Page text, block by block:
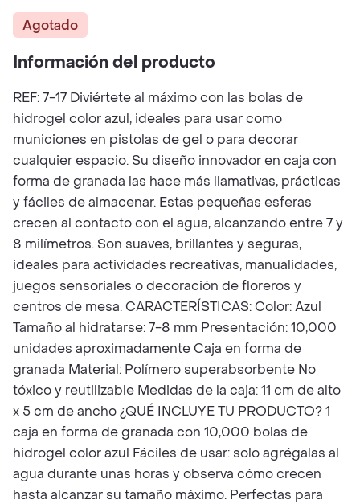
Agotado
Información del producto
REF: 7-17 Diviértete al máximo con las bolas de
hidrogel color azul, ideales para usar como
municiones en pistolas de gel o para decorar
cualquier espacio. Su diseño innovador en caja con
forma de granada las hace más llamativas, prácticas
y fáciles de almacenar. Estas pequeñas esferas
crecen al contacto con el agua, alcanzando entre 7 y
8 milímetros. Son suaves, brillantes y seguras,
ideales para actividades recreativas, manualidades,
juegos sensoriales o decoración de floreros y
centros de mesa. CARACTERÍSTICAS: Color: Azul
Tamaño al hidratarse: 7-8 mm Presentación: 10,000
unidades aproximadamente Caja en forma de
granada Material: Polímero superabsorbente No
tóxico y reutilizable Medidas de la caja: 11 cm de alto
x 5 cm de ancho ¿QUÉ INCLUYE TU PRODUCTO? 1
caja en forma de granada con 10,000 bolas de
hidrogel color azul Fáciles de usar: solo agrégalas al
agua durante unas horas y observa cómo crecen
hasta alcanzar su tamaño máximo. Perfectas para